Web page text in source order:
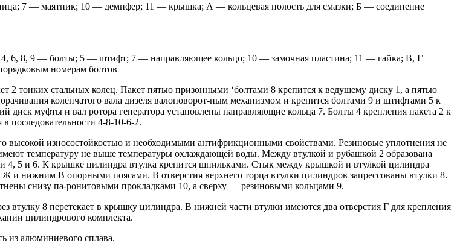
7 — маятник; 10 — демпфер; 11 — крышка; А — кольцевая полость для смазки; Б — соединение
6, 8, 9 — болты; 5 — штифт; 7 — направляющее кольцо; 10 — замочная пластина; 11 — гайка; В, Г
номерам болтов
2 тонких стальных колец. Пакет пятью призонными ‘болтами 8 крепится к ведущему диску 1, а пятью
коленчатого вала дизеля валоповорот-ным механизмом и крепится болтами 9 и штифтами 5 к
диск муфты и вал ротора генератора установлены направляющие кольца 7. Болты 4 крепления пакета 2 к
последовательности 4-8-10-6-2.
высокой износостойкостью и необходимыми антифрикционными свойствами. Резиновые уплотнения не
температуру не выше температуры охлаждающей воды. Между втулкой и рубашкой 2 образована
4, 5 и 6. К крышке цилиндра втулка крепится шпильками. Стык между крышкой и втулкой цилиндра
и нижним В опорными поясами. В отверстия верхнего торца втулки цилиндров запрессованы втулки 8.
снизу па-ронитовыми прокладками 10, а сверху — резиновыми кольцами 9.
8 перетекает в крышку цилиндра. В нижней части втулки имеются два отверстия Г для крепления
цилиндрового комплекта.
из алюминиевого сплава.